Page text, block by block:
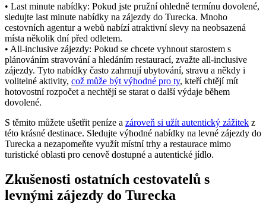
• Last minute nabídky: Pokud jste pružní ohledně termínu dovolené,
sledujte last minute nabídky na zájezdy do Turecka. Mnoho
cestovních agentur a webů nabízí atraktivní slevy na neobsazená
místa několik dní před odletem.
• All-inclusive zájezdy: Pokud se chcete vyhnout starostem s
plánováním stravování a hledáním restaurací, zvažte all-inclusive
zájezdy. Tyto nabídky často zahrnují ubytování, stravu a někdy i
volitelné aktivity, což může být výhodné pro ty, kteří chtějí mít
hotovostní rozpočet a nechtějí se starat o další výdaje během
dovolené.
S těmito můžete ušetřit peníze a zároveň si užít autentický zážitek z
této krásné destinace. Sledujte výhodné nabídky na levné zájezdy do
Turecka a nezapomeňte využít místní trhy a restaurace mimo
turistické oblasti pro cenově dostupné a autentické jídlo.
Zkušenosti ostatních cestovatelů s
levnými zájezdy do Turecka